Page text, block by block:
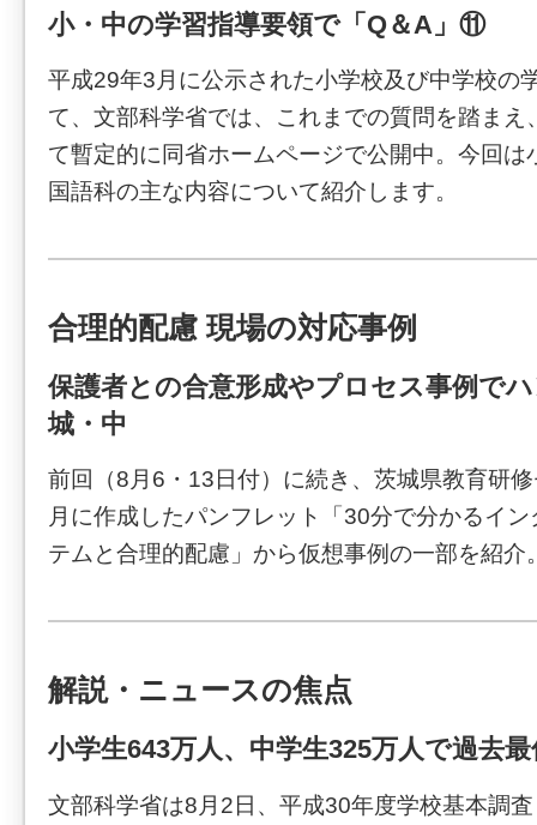
小・中の学習指導要領で「Q＆A」⑪
平成29年3月に公示された小学校及び中学校の
て、文部科学省では、これまでの質問を踏まえ
て暫定的に同省ホームページで公開中。今回は
国語科の主な内容について紹介します。
合理的配慮 現場の対応事例
保護者との合意形成やプロセス事例で
城・中
前回（8月6・13日付）に続き、茨城県教育研
月に作成したパンフレット「30分で分かるイ
テムと合理的配慮」から仮想事例の一部を紹介
解説・ニュースの焦点
小学生643万人、中学生325万人で過去
文部科学省は8月2日、平成30年度学校基本調